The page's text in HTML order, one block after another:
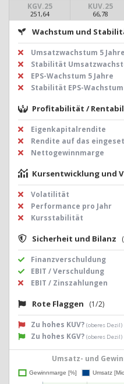
KGV.25
251,64
KUV.25
66,78
Wachstum und
Umsatzwachstum 5 Jahre
Stabilität
EPS-Wachstum 5 Jahre
Stabilität EPS-Wachstum
Profitabilität /
Eigenkapitalrendite
Rendite auf das
Nettogewinnmarge
Kursentwicklung und
Volatilität
Performance pro Jahr
Kursstabilität
Sicherheit und Bilanz
Finanzverschuldung
EBIT / Verschuldung
EBIT / Zinszahlungen
Rote Flaggen (1/2)
Zu hohes KUV? (oberes Dezil)
Zu hohes KGV? (oberes Dezil)
Umsatz- und